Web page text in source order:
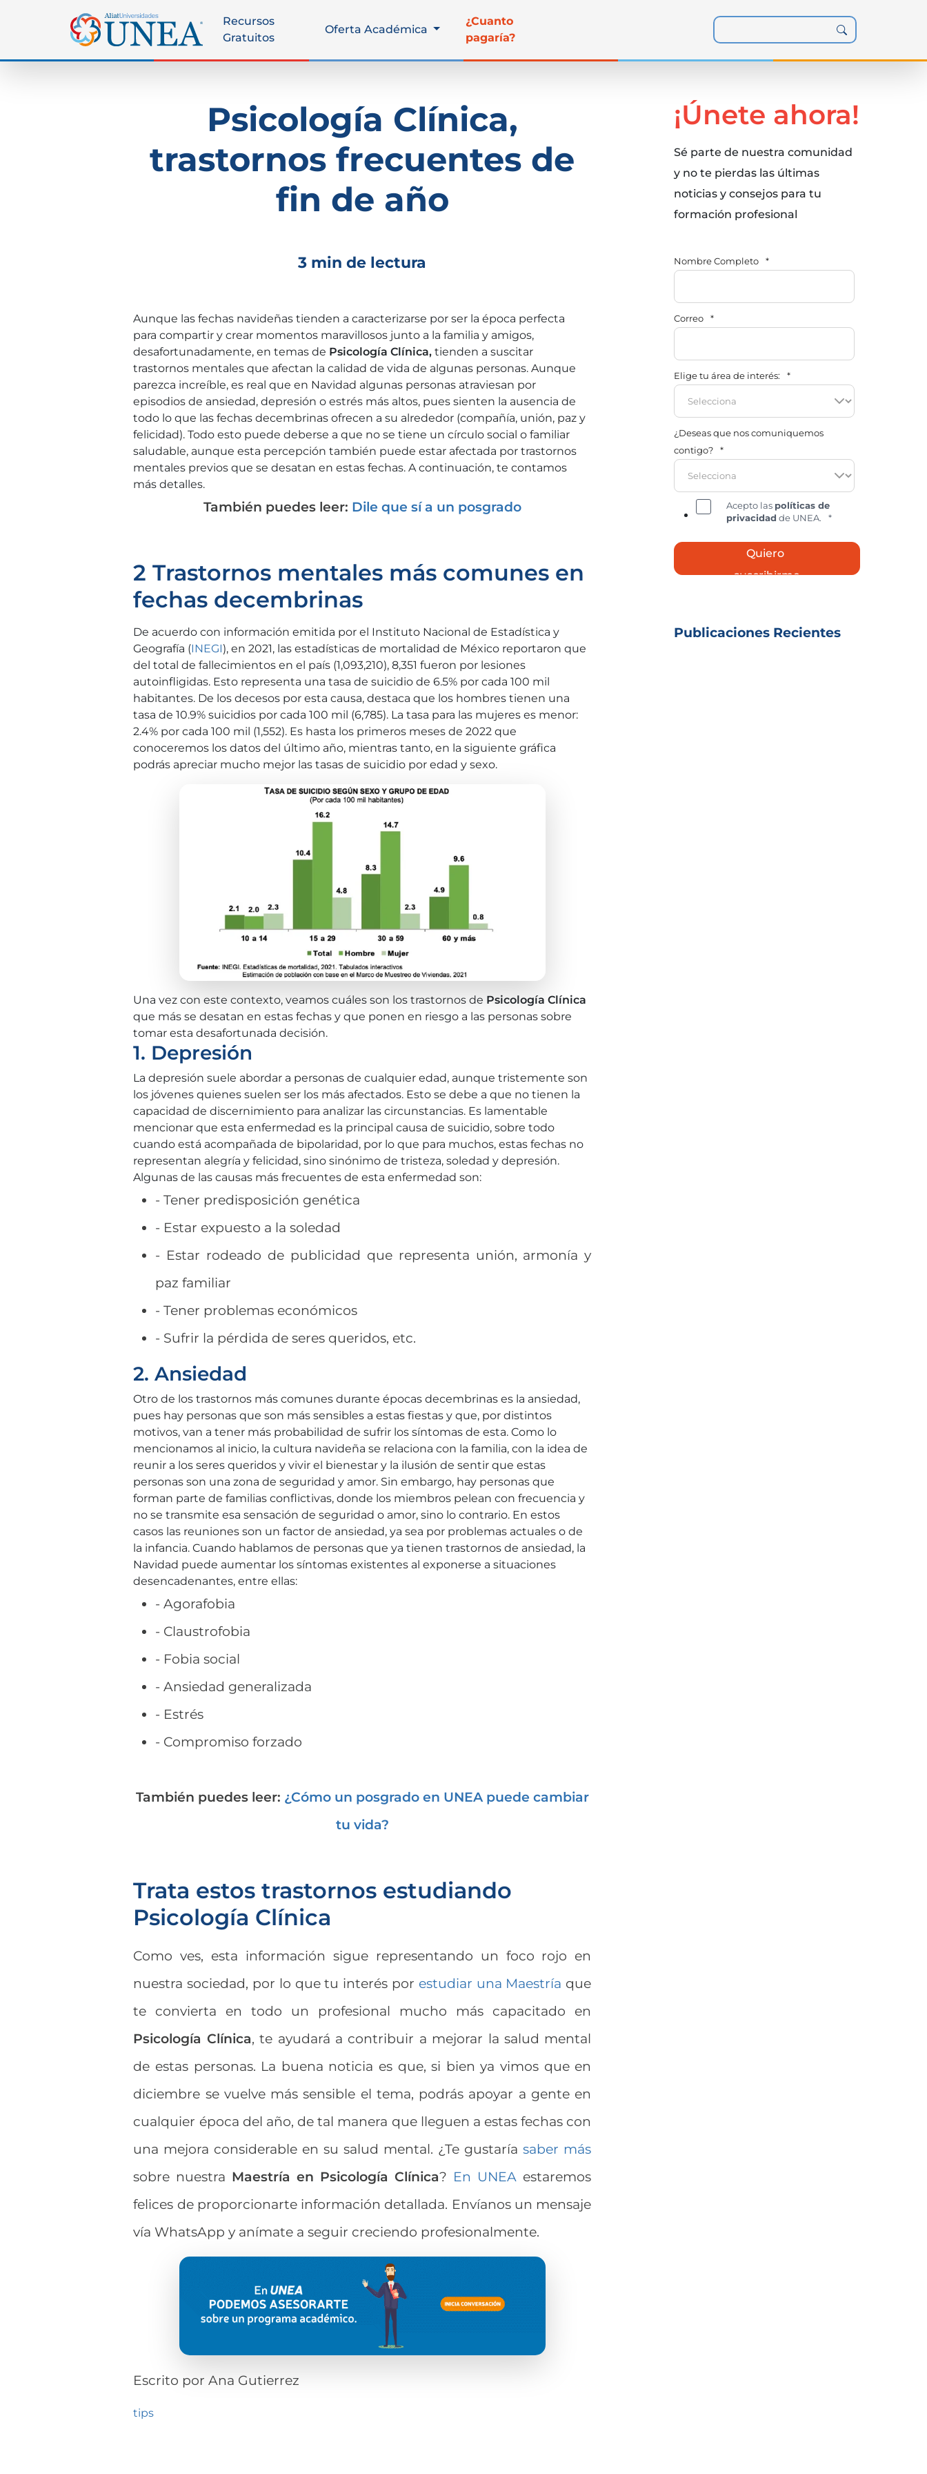
Recursos
Gratuitos
Oferta Académica
¿Cuanto
pagaría?
Psicología Clínica,
trastornos frecuentes de
fin de año
3 min de lectura
Aunque las fechas navideñas tienden a caracterizarse por ser la época perfecta
para compartir y crear momentos maravillosos junto a la familia y amigos,
desafortunadamente, en temas de Psicología Clínica, tienden a suscitar
trastornos mentales que afectan la calidad de vida de algunas personas. Aunque
parezca increíble, es real que en Navidad algunas personas atraviesan por
episodios de ansiedad, depresión o estrés más altos, pues sienten la ausencia de
todo lo que las fechas decembrinas ofrecen a su alrededor (compañía, unión, paz y
felicidad). Todo esto puede deberse a que no se tiene un círculo social o familiar
saludable, aunque esta percepción también puede estar afectada por trastornos
mentales previos que se desatan en estas fechas. A continuación, te contamos
más detalles.
También puedes leer: Dile que sí a un posgrado
2 Trastornos mentales más comunes en
fechas decembrinas
De acuerdo con información emitida por el Instituto Nacional de Estadística y
Geografía (INEGI), en 2021, las estadísticas de mortalidad de México reportaron que
del total de fallecimientos en el país (1,093,210), 8,351 fueron por lesiones
autoinfligidas. Esto representa una tasa de suicidio de 6.5% por cada 100 mil
habitantes. De los decesos por esta causa, destaca que los hombres tienen una
tasa de 10.9% suicidios por cada 100 mil (6,785). La tasa para las mujeres es menor:
2.4% por cada 100 mil (1,552). Es hasta los primeros meses de 2022 que
conoceremos los datos del último año, mientras tanto, en la siguiente gráfica
podrás apreciar mucho mejor las tasas de suicidio por edad y sexo.
Una vez con este contexto, veamos cuáles son los trastornos de Psicología Clínica
que más se desatan en estas fechas y que ponen en riesgo a las personas sobre
tomar esta desafortunada decisión.
1. Depresión
La depresión suele abordar a personas de cualquier edad, aunque tristemente son
los jóvenes quienes suelen ser los más afectados. Esto se debe a que no tienen la
capacidad de discernimiento para analizar las circunstancias. Es lamentable
mencionar que esta enfermedad es la principal causa de suicidio, sobre todo
cuando está acompañada de bipolaridad, por lo que para muchos, estas fechas no
representan alegría y felicidad, sino sinónimo de tristeza, soledad y depresión.
Algunas de las causas más frecuentes de esta enfermedad son:
- Tener predisposición genética
- Estar expuesto a la soledad
- Estar rodeado de publicidad que representa unión, armonía y
paz familiar
- Tener problemas económicos
- Sufrir la pérdida de seres queridos, etc.
2. Ansiedad
Otro de los trastornos más comunes durante épocas decembrinas es la ansiedad,
pues hay personas que son más sensibles a estas fiestas y que, por distintos
motivos, van a tener más probabilidad de sufrir los síntomas de esta. Como lo
mencionamos al inicio, la cultura navideña se relaciona con la familia, con la idea de
reunir a los seres queridos y vivir el bienestar y la ilusión de sentir que estas
personas son una zona de seguridad y amor. Sin embargo, hay personas que
forman parte de familias conflictivas, donde los miembros pelean con frecuencia y
no se transmite esa sensación de seguridad o amor, sino lo contrario. En estos
casos las reuniones son un factor de ansiedad, ya sea por problemas actuales o de
la infancia. Cuando hablamos de personas que ya tienen trastornos de ansiedad, la
Navidad puede aumentar los síntomas existentes al exponerse a situaciones
desencadenantes, entre ellas:
- Agorafobia
- Claustrofobia
- Fobia social
- Ansiedad generalizada
- Estrés
- Compromiso forzado
También puedes leer: ¿Cómo un posgrado en UNEA puede cambiar
tu vida?
Trata estos trastornos estudiando
Psicología Clínica
Como ves, esta información sigue representando un foco rojo en
nuestra sociedad, por lo que tu interés por estudiar una Maestría que
te convierta en todo un profesional mucho más capacitado en
Psicología Clínica, te ayudará a contribuir a mejorar la salud mental
de estas personas. La buena noticia es que, si bien ya vimos que en
diciembre se vuelve más sensible el tema, podrás apoyar a gente en
cualquier época del año, de tal manera que lleguen a estas fechas con
una mejora considerable en su salud mental. ¿Te gustaríasaber más
sobre nuestra Maestría en Psicología Clínica? En UNEA estaremos
felices de proporcionarte información detallada. Envíanos un mensaje
vía WhatsApp y anímate a seguir creciendo profesionalmente.
Escrito porAna Gutierrez
tips
¡Únete ahora!
Sé parte de nuestra comunidad
y no te pierdas las últimas
noticias y consejos para tu
formación profesional
Nombre Completo *
Correo *
Elige tu área de interés: *
¿Deseas que nos comuniquemos
contigo?
*
Acepto las políticas de
privacidad de UNEA. *
Publicaciones Recientes